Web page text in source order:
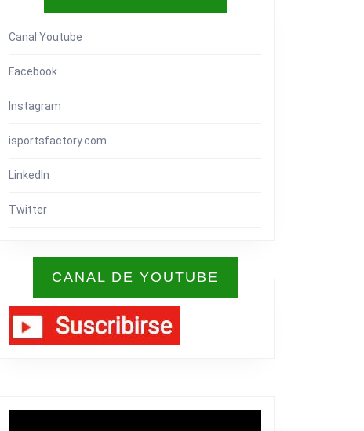
Canal Youtube
Facebook
Instagram
isportsfactory.com
LinkedIn
Twitter
CANAL DE YOUTUBE